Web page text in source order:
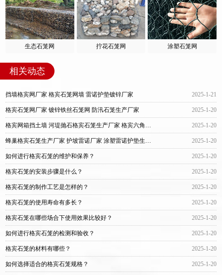
生态石笼网 拧花石笼网 涂塑石笼网
相关动态
挡墙格宾网厂家 格宾石笼网墙 雷诺护垫镀锌厂家 2025-1-21
格宾石笼网厂家 镀锌铁丝石笼网 防汛石笼生产厂家 2025-1-20
格宾网箱挡土墙 河堤抛石格宾石笼生产厂家 格宾六角网厂家 2025-1-20
蜂巢格宾石笼生产厂家 护坡雷诺厂家 涂塑雷诺护垫生产厂家 2025-1-20
如何进行格宾石笼的维护和保养？ 2025-1-20
格宾石笼的安装步骤是什么？ 2025-1-20
格宾石笼的制作工艺是怎样的？ 2025-1-20
格宾石笼的使用寿命有多长？ 2025-1-20
格宾石笼在哪些场合下使用效果比较好？ 2025-1-20
如何进行格宾石笼的检测和验收？ 2025-1-20
格宾石笼的材料有哪些？ 2025-1-20
如何选择适合的格宾石笼规格？ 2025-1-20